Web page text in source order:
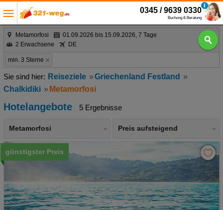
0345 / 9639 0330
Buchung & Beratung
Metamorfosi
01.09.2026 bis 15.09.2026, 7 Tage
2 Erwachsene
DE
min. 3 Sterne
Reiseziele
Griechenland Festland
Chalkidiki
Metamorfosi
Hotelangebote 5 Ergebnisse
Metamorfosi Preis aufsteigend
günstigster Preis